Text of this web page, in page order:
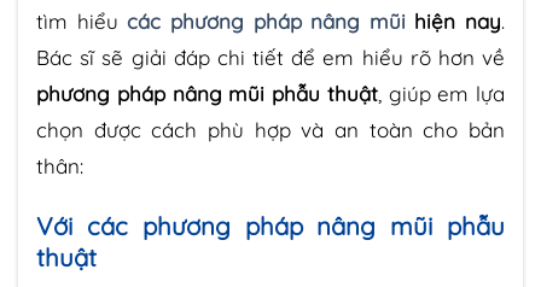
tìm hiểucác phương pháp nâng mũi hiện nay.
Bác sĩ sẽ giải đáp chi tiết để em hiểu rõ hơn về
phương pháp nâng mũi phẫu thuật, giúp em lựa
chọn được cách phù hợp và an toàn cho bản
thân:
Với các phương pháp nâng mũi phẫu
thuật